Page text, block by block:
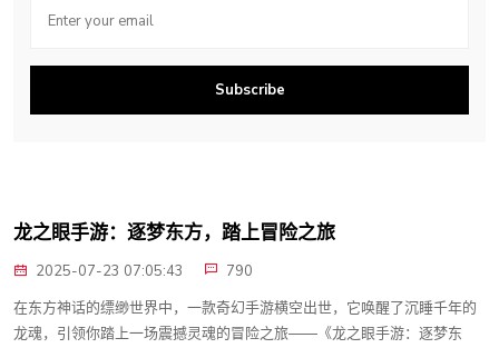
Subscribe
龙之眼手游：逐梦东方，踏上冒险之旅
2025-07-23 07:05:43
790
在东方神话的缥缈世界中，一款奇幻手游横空出世，它唤醒了沉睡千年的
龙魂，引领你踏上一场震撼灵魂的冒险之旅——《龙之眼手游：逐梦东